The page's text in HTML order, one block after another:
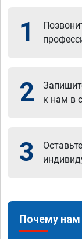
1
2
к нам в
3
Почему